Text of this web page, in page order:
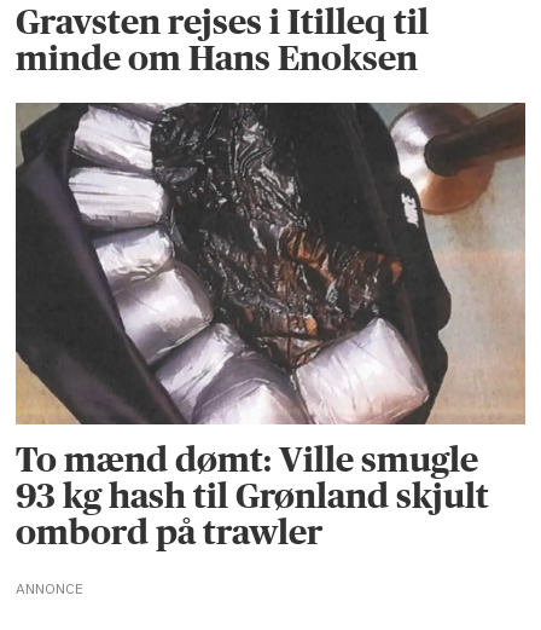
Gravsten rejses i Itilleq til
minde om Hans Enoksen
To mænd dømt: Ville smugle
93 kg hash til Grønland skjult
ombord på trawler
ANNONCE